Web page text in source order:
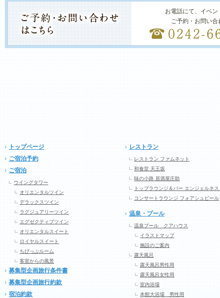
お電話にて、イベ
ご予約・お問い
トップページ
ご宿泊予約
ご宿泊
ウイングタワー
オリエンタルツイン
デラックスツイン
ラグジュアリーツイン
エグゼクティブツイン
オリエンタルスイート
ロイヤルスイート
ちびっぷルーム
客室からの風景
募集型企画旅行条件書
募集型企画旅行約款
宿泊約款
レストラン
レストラン ファムネット
和食堂 天王坂
味の小路 居酒屋庄助
トップラウンジ＆バー エンジェルネス
コンサートラウンジ フォアシュピール
温泉・プール
温泉プール クアハウス
イラストマップ
施設のご案内
露天風呂
露天風呂男性用
露天風呂女性用
室内浴場
本館大浴場 男性用